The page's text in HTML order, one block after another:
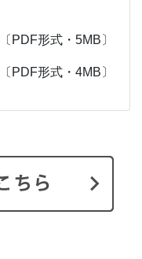
〔PDF形式・5MB〕
〔PDF形式・4MB〕